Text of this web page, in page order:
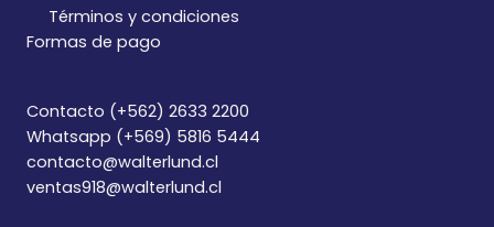
Términos y condiciones
Formas de pago
Contacto (+562) 2633 2200
Whatsapp (+569) 5816 5444
contacto@walterlund.cl
ventas918@walterlund.cl